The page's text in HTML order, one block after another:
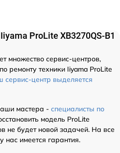
ProLite XB3270QS-B1
множество сервис-центров,
ремонту техники Iiyama ProLite
сервис-центр выделяется
мастера - специалисты по
модель ProLite
не будет новой задачей. На все
имеется гарантия.